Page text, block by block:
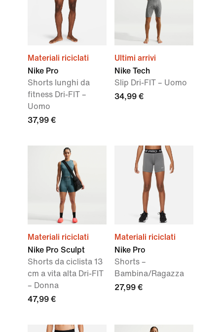
Materiali riciclati
Nike Pro
Shorts lunghi da
fitness Dri-FIT –
Uomo
37,99 €
Ultimi arrivi
Nike Tech
Slip Dri-FIT – Uomo
34,99 €
Materiali riciclati
Nike Pro Sculpt
Shorts da ciclista 13
cm a vita alta Dri-FIT
– Donna
47,99 €
Materiali riciclati
Nike Pro
Shorts –
Bambina/Ragazza
27,99 €